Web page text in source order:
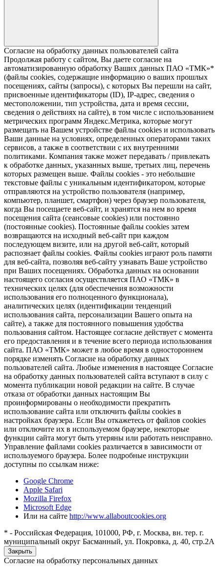
Согласие на обработку данных пользователей сайта
Продолжая работу с сайтом, Вы даете согласие на
автоматизированную обработку Ваших данных ПАО «ТМК»*
(файлы cookies, содержащие информацию о ваших прошлых
посещениях, сайты (запросы), с которых Вы перешли на сайт,
присвоенные идентификаторы (ID), IP-адрес, сведения о
местоположении, тип устройства, дата и время сессии,
сведения о действиях на сайте), в том числе с использованием
метрических программ Яндекс.Метрика, которые могут
размещать на Вашем устройстве файлы cookies и использовать
Ваши данные на условиях, определенных операторами таких
сервисов, а также в соответствии с их внутренними
политиками. Компания также может передавать / привлекать
к обработке данных, указанных выше, третьих лиц, перечень
которых размещен выше. Файлы cookies - это небольшие
текстовые файлы с уникальным идентификатором, которые
отправляются на устройство пользователя (например,
компьютер, планшет, смартфон) через браузер пользователя,
когда Вы посещаете веб-сайт, и хранятся на нем во время
посещения сайта (сеансовые cookies) или постоянно
(постоянные cookies). Постоянные файлы cookies затем
возвращаются на исходный веб-сайт при каждом
последующем визите, или на другой веб-сайт, который
распознает файлы cookies. Файлы cookies играют роль памяти
для веб-сайта, позволяя веб-сайту узнавать Ваше устройство
при Ваших посещениях. Обработка данных на основании
настоящего согласия осуществляется ПАО «ТМК» в
технических целях (для обеспечения возможности
использования его полноценного функционала),
аналитических целях (идентификации тенденций
использования сайта, персонализации Вашего опыта на
сайте), а также для постоянного повышения удобства
пользования сайтом. Настоящее согласие действует с момента
его предоставления и в течение всего периода использования
сайта. ПАО «ТМК» может в любое время в одностороннем
порядке изменять Согласие на обработку данных
пользователей сайта. Любые изменения в настоящее Согласие
на обработку данных пользователей сайта вступают в силу с
момента публикации новой редакции на сайте. В случае
отказа от обработки данных настоящим Вы
проинформированы о необходимости прекратить
использование сайта или отключить файлы cookies в
настройках браузера. Если Вы откажетесь от файлов cookies
или отключите их в используемом браузере, некоторые
функции сайта могут быть утеряны или работать неисправно.
Управление файлами cookies различается в зависимости от
используемого браузера. Более подробные инструкции
доступны по ссылкам ниже:
Google Chrome
Apple Safari
Mozilla Firefox
Microsoft Edge
Или на сайте http://www.allaboutcookies.org
* - Российская Федерация, 101000, РФ, г. Москва, вн. тер. г.
муниципальный округ Басманный, ул. Покровка, д. 40, стр.2А
Закрыть
Согласие на обработку персональных данных